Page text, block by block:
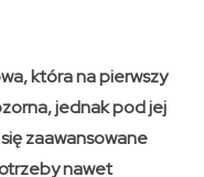
, która na pierwszy
jednak pod jej
zaawansowane
nawet